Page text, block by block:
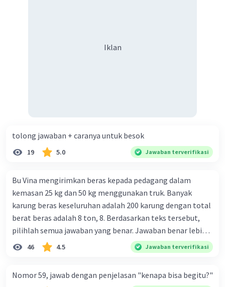
Iklan
tolong jawaban + caranya untuk besok
19 5.0 Jawaban terverifikasi
Bu Vina mengirimkan beras kepada pedagang dalam
kemasan 25 kg dan 50 kg menggunakan truk. Banyak
karung beras keseluruhan adalah 200 karung dengan total
berat beras adalah 8 ton, 8. Berdasarkan teks tersebut,
pilihlah semua jawaban yang benar. Jawaban benar lebih
dari satu. Banyak karung beras kemasan 25 kg adalah 50
buah. Banyak karung beras kemasan 50 kg adalah 150
ton. Perbandingan berat beras kemasan 25 kg dan 50 kg
46 4.5 Jawaban terverifikasi
Nomor 59, jawab dengan penjelasan "kenapa bisa begitu?"